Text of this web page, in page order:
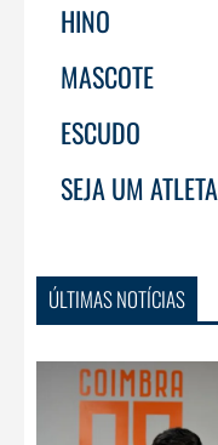
HINO
MASCOTE
ESCUDO
SEJA UM ATLETA
ÚLTIMAS NOTÍCIAS